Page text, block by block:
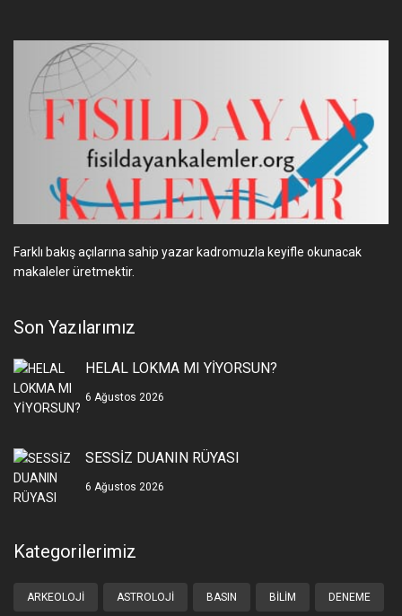
Farklı bakış açılarına sahip yazar kadromuzla keyifle okunacak
makaleler üretmektir.
Son Yazılarımız
HELAL LOKMA MI YİYORSUN?
6 Ağustos 2026
SESSİZ DUANIN RÜYASI
6 Ağustos 2026
Kategorilerimiz
ARKEOLOJI ASTROLOJI BASIN BILIM DENEME